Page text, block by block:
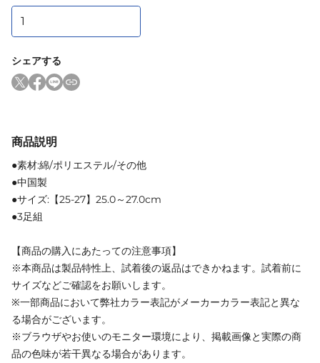
シェアする
商品説明
●素材:綿/ポリエステル/その他
●中国製
●サイズ:【25-27】25.0～27.0cm
●3足組
【商品の購入にあたっての注意事項】
※本商品は製品特性上、試着後の返品はできかねます。試着前に
サイズなどご確認をお願いします。
※一部商品において弊社カラー表記がメーカーカラー表記と異な
る場合がございます。
※ブラウザやお使いのモニター環境により、掲載画像と実際の商
品の色味が若干異なる場合があります。